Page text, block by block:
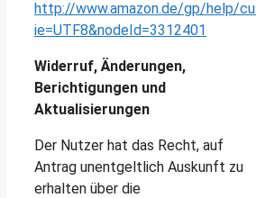
http://www.amazon.de/gp/help/
ie=UTF8&nodeId=3312401
Widerruf, Änderungen,
Berichtigungen und
Aktualisierungen
Der Nutzer hat das Recht, auf
Antrag unentgeltlich Auskunft zu
erhalten über die